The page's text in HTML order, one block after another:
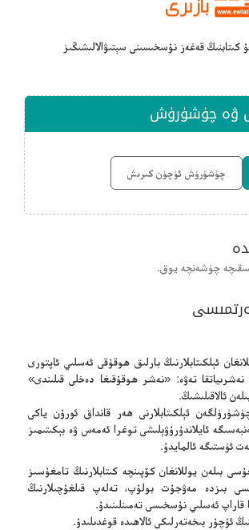
كىتابنىڭ قەغەز نۇسخىسىنى سېتىۋالالىشىڭىز
ۋە چۈشۈرۈش
چۈشۈرۈش ئۈچۈن كىرىش
چۈشەنچە يوق.
ئېلكىتابلارنىڭ بارلىق ھوقۇقى ئەسلىي ئاپتورى
نەشرىياتقا تەۋە: «نەشر ھوقۇقىغا دەخلى قىلىندى»
ئالاقىلىشىڭ.
ئېلكىتابلارنى ھەر قانداق ئورۇن ياكى
ئايلاندۇرۇۋېلىشى توغرا ئەمەس ۋە بېكىتىمىز
ئۈستىگە ئالمايدۇ.
بىلەن يوللانغان كۆپىنچە كىتابلارنىڭ تامغۇسىز
بىزدە مەۋجۇت بولۇپ، تەلەپ قىلغۇچىلارنىڭ
قاراپ ئەسلىي نۇسخىسى تەمىنلىنىدۇ.